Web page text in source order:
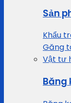
Sản
Khẩu
Găng
Vật tư
Băng